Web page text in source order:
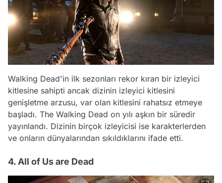
Walking Dead'in ilk sezonları rekor kıran bir izleyici
kitlesine sahipti ancak dizinin izleyici kitlesini
genişletme arzusu, var olan kitlesini rahatsız etmeye
başladı. The Walking Dead on yılı aşkın bir süredir
yayınlandı. Dizinin birçok izleyicisi ise karakterlerden
ve onların dünyalarından sıkıldıklarını ifade etti.
4. All of Us are Dead